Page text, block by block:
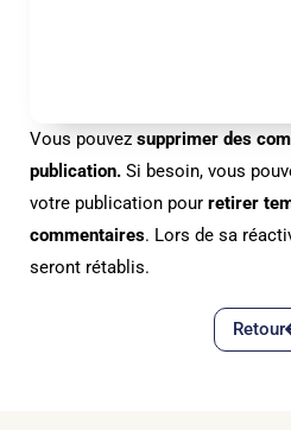
Vous pouvez supprimer des
publication. Si besoin, vous
votre publication pour retirer
commentaires. Lors de sa
seront rétablis.
Retour